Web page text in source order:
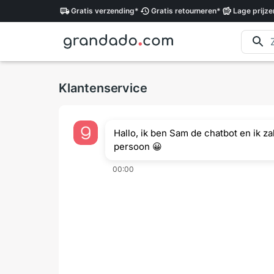
Gratis verzending* Gratis retourneren* Lage
Klantenservice